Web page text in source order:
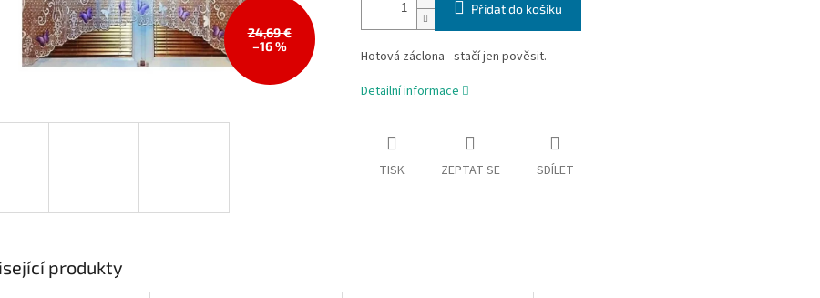
24,69 €
–16 %
Přidat do košíku
Hotová záclona - stačí jen pověsit.
Detailní informace
TISK ZEPTAT SE SDÍLET
produkty